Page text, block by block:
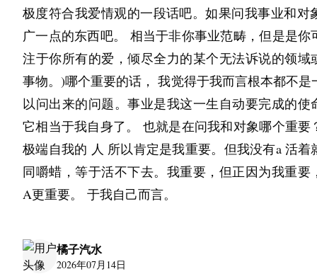
但是怎么说呢？反正就是痛苦，怀疑夹杂着而且
下，最近不知道为什么突如其来，胃口超级大。然
的话也是很懒散。不是担心胖不胖的问题啊。主要
一个固定的外界形象呈现给外在。我并不想让他
大。而且保持一个瘦削的一个状态，灵敏的状态对
呃做一些事情是非常方便的。 还是挺想成为一个
呢，现在就是你可以理解为我已经处于一个厌学状
不知道这样定义算不算一种坏处？而且我觉得自己
倒霉。而且我总觉得别人都瞧不起我，对我就是
至有时候会有一些就是非常强烈的愤恨在里边吧。
一些表情，某一些心理呀，都会引起我的一些汹涌。
极度符合我爱情观的一段话吧。如果问我事业和对
广一点的东西吧。 相当于非你事业范畴，但是是你
注于你所有的爱，倾尽全力的某个无法诉说的领域
事物。)哪个重要的话， 我觉得于我而言根本都不是
以问出来的问题。事业是我这一生自动要完成的使
它相当于我自身了。 也就是在问我和对象哪个重要
极端自我的 人 所以肯定是我重要。但我没有a 活着
同嚼蜡，等于活不下去。我重要，但正因为我重要
A更重要。 于我自己而言。
橘子汽水
2026年07月14日